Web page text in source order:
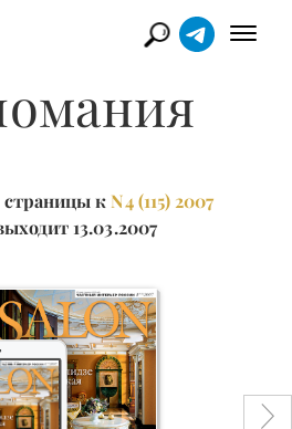
страницы кN4 (115) 2007
13.03.2007